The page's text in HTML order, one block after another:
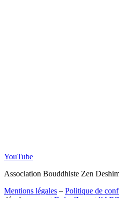
YouTube
Association Bouddhiste Zen
Mentions légales – Politique de